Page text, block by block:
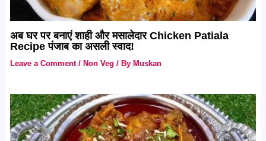
अब घर पर बनाएं शाही और मसालेदार Chicken Patiala
Recipe पंजाब का असली स्वाद!
Leave a Comment / Non Veg / By Muskan